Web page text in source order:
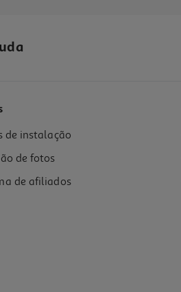
de instalação
de fotos
de afiliados